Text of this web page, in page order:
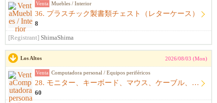
Venta Muebles / Interior
36. プラスチック製書類チェスト（レターケース）
8
[Registrant] ShimaShima
Los Altos 2026/08/03 (Mon)
Venta Computadora personal / Equipos periféricos
28. モニター、キーボード、マウス、ケーブル、アームレスト一式
60